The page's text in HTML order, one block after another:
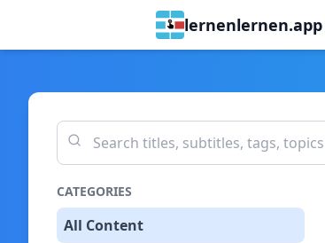
lernenlernen.app
CATEGORIES
All Content